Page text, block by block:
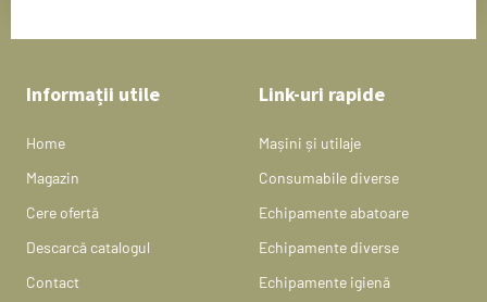
Informații utile
Home
Magazin
Cere ofertă
Descarcă catalogul
Contact
Link-uri rapide
Mașini și utilaje
Consumabile diverse
Echipamente abatoare
Echipamente diverse
Echipamente igienă